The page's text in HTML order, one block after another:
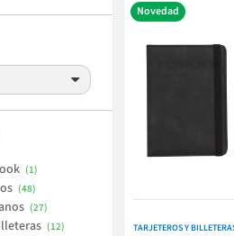
Novedad
TARJETEROS Y